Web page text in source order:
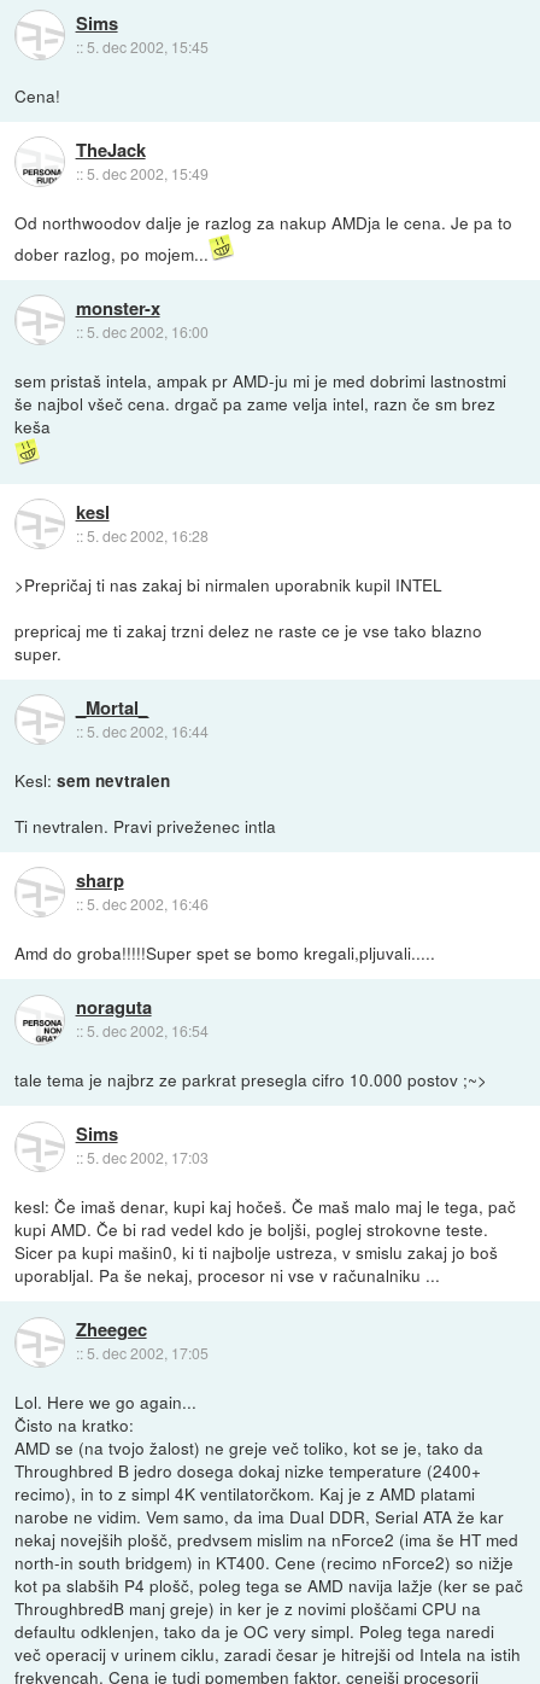
Sims
:: 5. dec 2002, 15:45
Cena!
TheJack
::5. dec 2002, 15:49
Od northwoodov dalje je razlog za nakup AMDja le cena. Je pa to
dober razlog, po mojem...
monster-x
:: 5. dec 2002, 16:00
sem pristaš intela, ampak pr AMD-ju mi je med dobrimi lastnostmi
še najbol všeč cena. drgač pa zame velja intel, razn če sm brez
keša
kesl
::5. dec 2002, 16:28
>Prepričaj ti nas zakaj bi nirmalen uporabnik kupil INTEL
prepricaj me ti zakaj trzni delez ne raste ce je vse tako blazno
super.
_Mortal_
:: 5. dec 2002, 16:44
Kesl:sem nevtralen
Ti nevtralen. Pravi priveženec intla
sharp
::5. dec 2002, 16:46
Amd do groba!!!!!Super spet se bomo kregali,pljuvali.....
noraguta
:: 5. dec 2002, 16:54
tale tema je najbrz ze parkrat presegla cifro 10.000 postov ;~>
Sims
::5. dec 2002, 17:03
kesl: Če imaš denar, kupi kaj hočeš. Če maš malo maj le tega, pač
kupi AMD. Če bi rad vedel kdo je boljši, poglej strokovne teste.
Sicer pa kupi mašin0, ki ti najbolje ustreza, v smislu zakaj jo boš
uporabljal. Pa še nekaj, procesor ni vse v računalniku ...
Zheegec
:: 5. dec 2002, 17:05
Lol. Here we go again...
Čisto na kratko:
AMD se (na tvojo žalost) ne greje več toliko, kot se je, tako da
Throughbred B jedro dosega dokaj nizke temperature (2400+
recimo), in to z simpl 4K ventilatorčkom. Kaj je z AMD platami
narobe ne vidim. Vem samo, da ima Dual DDR, Serial ATA že kar
nekaj novejših plošč, predvsem mislim na nForce2 (ima še HT med
north-in south bridgem) in KT400. Cene (recimo nForce2) so nižje
kot pa slabših P4 plošč, poleg tega se AMD navija lažje (ker se pač
ThroughbredB manj greje) in ker je z novimi ploščami CPU na
defaultu odklenjen, tako da je OC very simpl. Poleg tega naredi
več operacij v urinem ciklu, zaradi česar je hitrejši od Intela na istih
frekvencah. Cena je tudi pomemben faktor, cenejši procesorji